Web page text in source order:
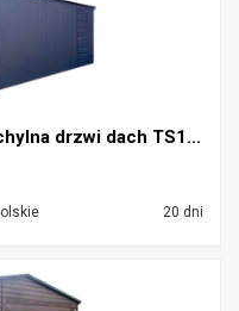
drzwi dach TS1...
20 dni